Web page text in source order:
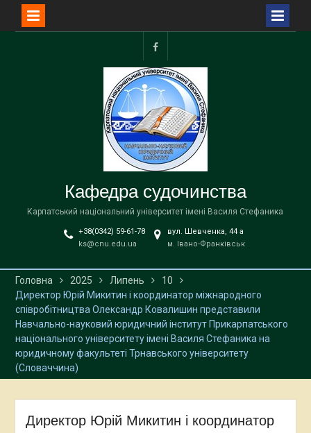
facebook
Кафедра судочинства
Карпатський національний університет імені Василя Стефаника
+38(0342) 59-61-78
ks@cnu.edu.ua
вул. Шевченка, 44 a
м. Івано-Франківськ
Головна 2025 Липень
10
Директор Юрій Микитин і координатор міжнародного
співробітництва Олександр Ковалишин представили
Навчально-науковий юридичний інститут Прикарпатського
національного університету імені Василя Стефаника на
юридичному факультеті Трнавського університету
(Словаччина)
Директор Юрій Микитин і координатор